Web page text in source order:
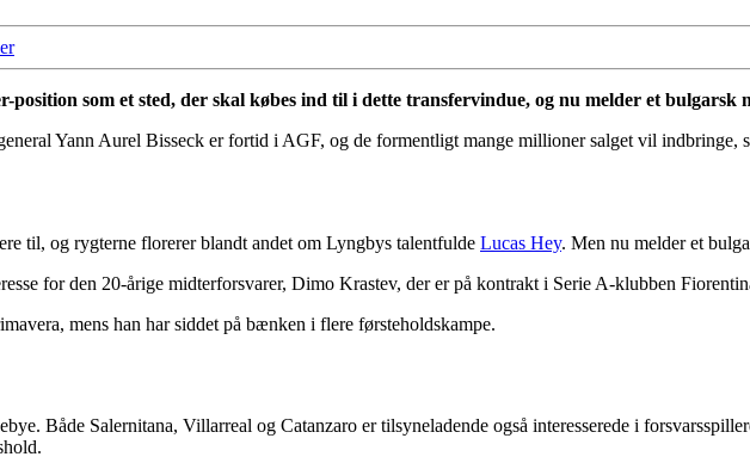
position som et sted, der skal købes ind til i dette transfervindue, og nu melder et
Yann Aurel Bisseck er fortid i AGF, og de formentligt mange millioner salget vil indbringe,
til, og rygterne florerer blandt andet om Lyngbys talentfulde Lucas Hey. Men nu melder et
for den 20-årige midterforsvarer, Dimo Krastev, der er på kontrakt i Serie A-klubben
mens han har siddet på bænken i flere førsteholdskampe.
Både Salernitana, Villarreal og Catanzaro er tilsyneladende også interesserede i